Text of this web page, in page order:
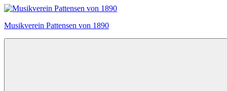
Zum
springen
Musikverein Pattensen von 1890